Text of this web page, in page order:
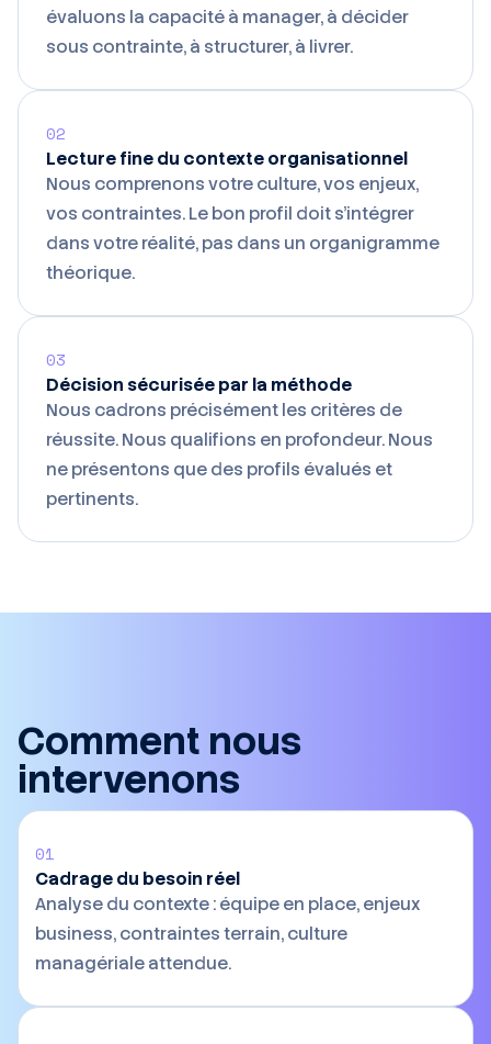
évaluons la capacité à manager, à décider
sous contrainte, à structurer, à livrer.
02
Lecture fine du contexte organisationnel
Nous comprenons votre culture, vos enjeux,
vos contraintes. Le bon profil doit s'intégrer
dans votre réalité, pas dans un organigramme
théorique.
03
Décision sécurisée par la méthode
Nous cadrons précisément les critères de
réussite. Nous qualifions en profondeur. Nous
ne présentons que des profils évalués et
pertinents.
Comment nous
intervenons
01
Cadrage du besoin réel
Analyse du contexte : équipe en place, enjeux
business, contraintes terrain, culture
managériale attendue.